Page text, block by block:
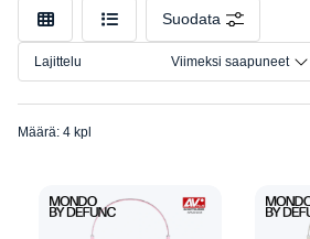
Suodata
Lajittelu Viimeksi saapuneet
Määrä: 4 kpl